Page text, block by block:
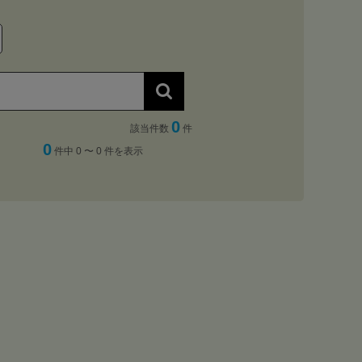
該当件数 0 件
0 件中 0 〜 0 件を表示